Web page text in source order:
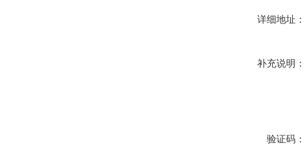
详细地址：
补充说明：
验证码：